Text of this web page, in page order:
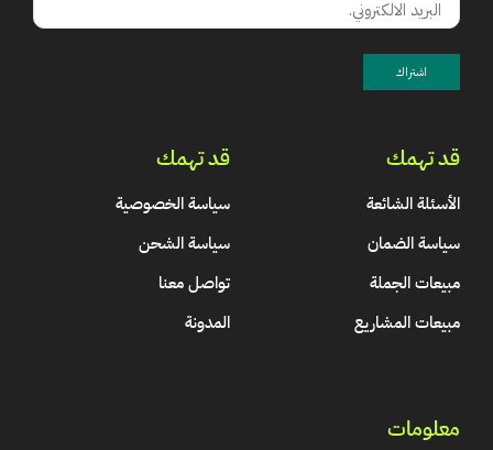
قد تهمك
الأسئلة الشائعة
سياسة الضمان
مبيعات الجملة
مبيعات المشاريع
قد تهمك
سياسة الخصوصية
سياسة الشحن
تواصل معنا
المدونة
معلومات